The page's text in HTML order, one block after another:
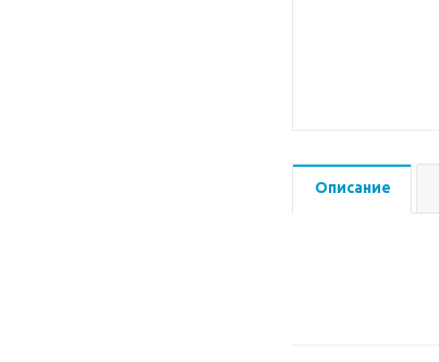
Описание